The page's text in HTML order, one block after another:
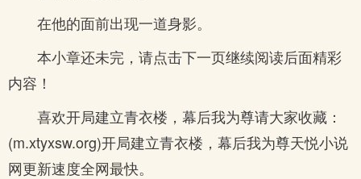
在他的面前出现一道身影。
本小章还未完，请点击下一页继续阅读后面精彩
内容！
喜欢开局建立青衣楼，幕后我为尊请大家收藏：
(m.xtyxsw.org)开局建立青衣楼，幕后我为尊天悦小说
网更新速度全网最快。